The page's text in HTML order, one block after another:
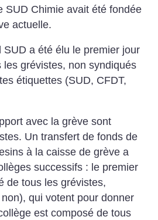
SUD Chimie avait été fondée
actuelle.
SUD a été élu le premier jour
les grévistes, non syndiqués
étiquettes (SUD, CFDT,
avec la grève sont
Un transfert de fonds de
à la caisse de grève a
successifs : le premier
de tous les grévistes,
qui votent pour donner
est composé de tous